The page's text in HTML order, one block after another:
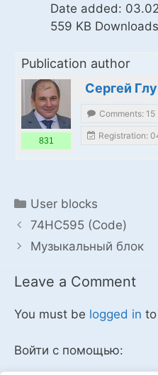
Date added:
559 KB
Publication author
Сергей
831
Comments: 15
Registration:
Categories
User blocks
74HC595 (Code)
Музыкальный блок
Leave a Comment
You must be logged in
Войти с помощью: